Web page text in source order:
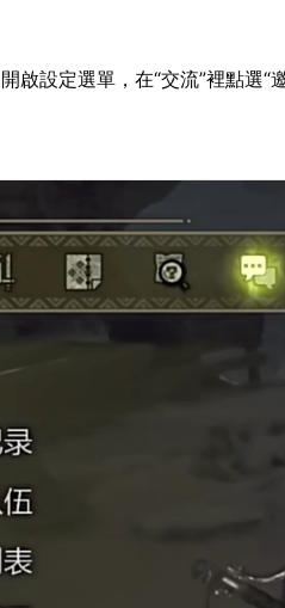
啟設定選單，在“交流”裡點選“